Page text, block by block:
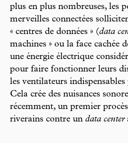
plus en plus nombreuses, les
merveilles connectées
« centres de données » (data
machines » ou la face cachée
une énergie électrique
pour faire fonctionner leurs
les ventilateurs
Cela crée des nuisances
récemment, un premier
riverains contre un data center